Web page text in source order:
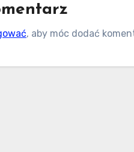
, aby móc dodać